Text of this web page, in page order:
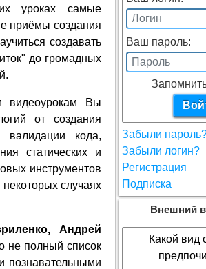
уроках самые
приёмы создания
создавать
до громадных
видеоурокам Вы
от создания
кода,
статических и
инструментов
случаях
Андрей
не полный список
познавательными
Ваш пароль:
Забыли
Забыли логин?
Регистрация
Подписка
Внешний
Какой вид